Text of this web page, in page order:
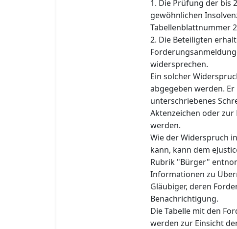
1. Die Prüfung der bis
gewöhnlichen
Tabellenblattnummer
2. Die Beteiligten
widersprechen.
Ein solcher
abgegeben werden.
unterschriebenes
Aktenzeichen oder
werden.
Wie der Widerspruch
kann, kann dem
Rubrik "Bürger"
Informationen zu
Gläubiger, deren
Benachrichtigung.
Die Tabelle mit den
werden zur Einsicht